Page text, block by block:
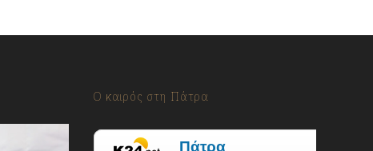
Ο καιρός στη Πάτρα